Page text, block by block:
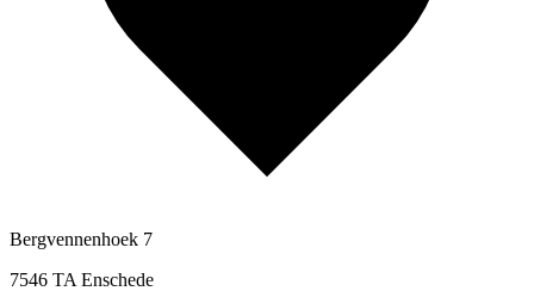
Bergvennenhoek 7
7546 TA Enschede